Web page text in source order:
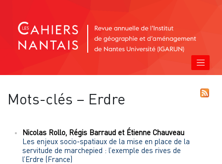
Mots-clés – Erdre
Nicolas Rollo Régis Barraud et Étienne Chauveau
Les enjeux socio-spatiaux de la mise en place de la
servitude de marchepied : l’exemple des rives de
l’Erdre (France)